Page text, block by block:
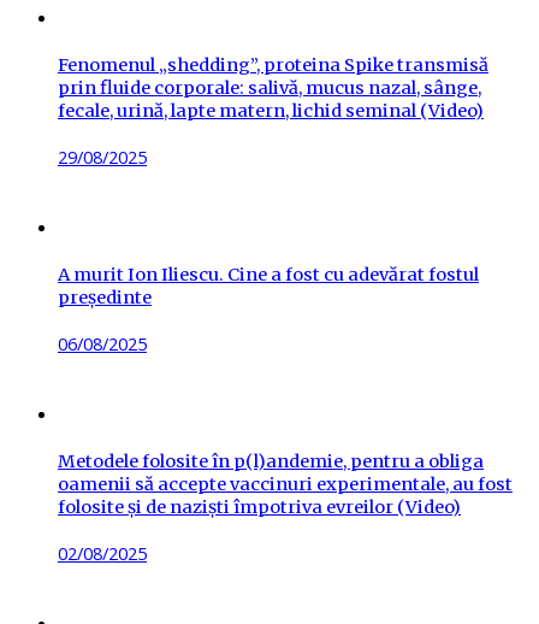
Fenomenul „shedding”, proteina Spike transmisă
prin fluide corporale: salivă, mucus nazal, sânge,
fecale, urină, lapte matern, lichid seminal (Video)
Posted
29/08/2025
A murit Ion Iliescu. Cine a fost cu adevărat fostul
președinte
Posted
06/08/2025
Metodele folosite în p(l)andemie, pentru a obliga
oamenii să accepte vaccinuri experimentale, au fost
folosite și de naziști împotriva evreilor (Video)
Posted
02/08/2025